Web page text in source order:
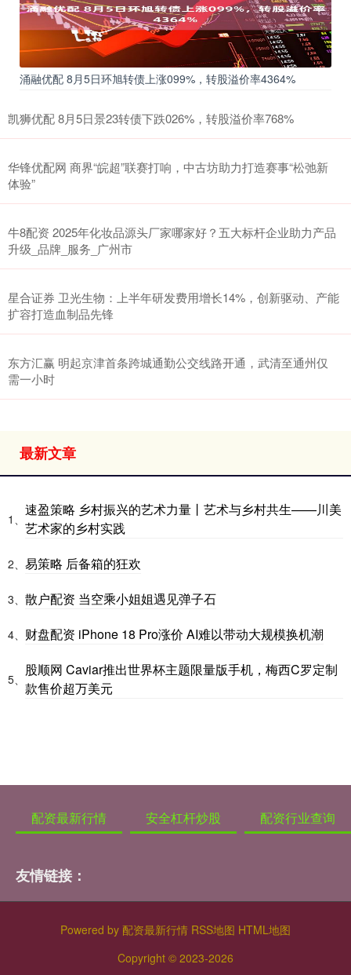
涌融优配 8月5日环旭转债上涨099%，转股溢价率4364%
凯狮优配 8月5日景23转债下跌026%，转股溢价率768%
华锋优配网 商界“皖超”联赛打响，中古坊助力打造赛事“松弛新
体验”
牛8配资 2025年化妆品源头厂家哪家好？五大标杆企业助力产品
升级_品牌_服务_广州市
星合证券 卫光生物：上半年研发费用增长14%，创新驱动、产能
扩容打造血制品先锋
东方汇赢 明起京津首条跨城通勤公交线路开通，武清至通州仅
需一小时
最新文章
1、
速盈策略 乡村振兴的艺术力量丨艺术与乡村共生——川美
艺术家的乡村实践
2、 易策略 后备箱的狂欢
3、 散户配资 当空乘小姐姐遇见弹子石
4、 财盘配资 iPhone 18 Pro涨价 AI难以带动大规模换机潮
5、
股顺网 Caviar推出世界杯主题限量版手机，梅西C罗定制
款售价超万美元
配资最新行情 安全杠杆炒股 配资行业查询
友情链接：
Powered by 配资最新行情 RSS地图 HTML地图
Copyright © 2023-2026